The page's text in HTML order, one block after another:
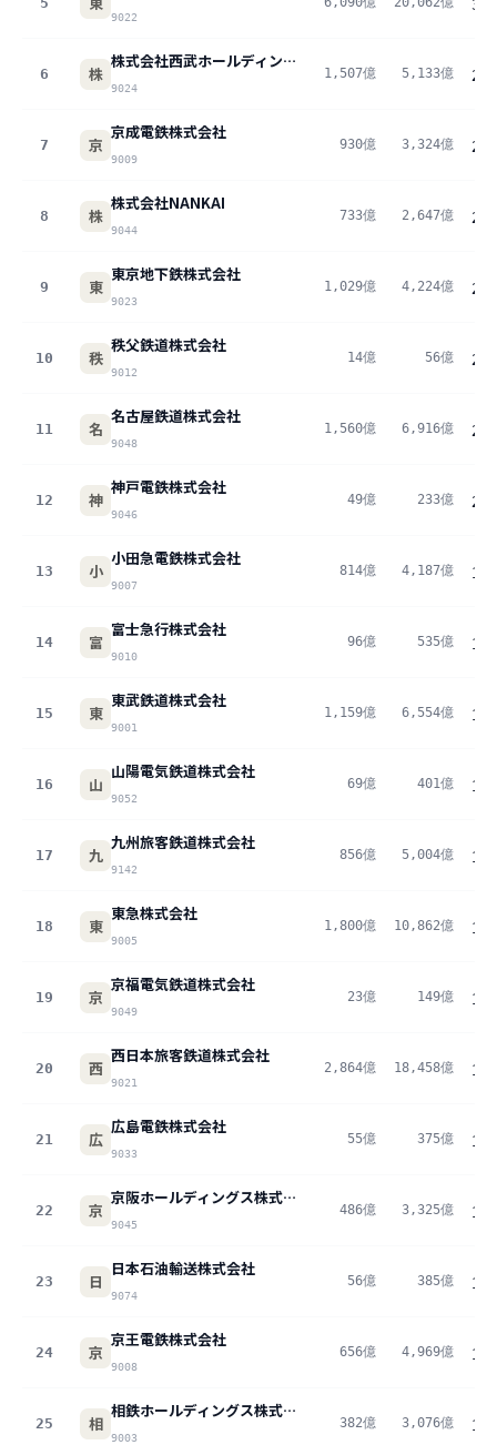
9022
6 株
株式会社西武ホールディングス
9024
1,507億 5,133億
7 京
京成電鉄株式会社
9009
930億 3,324億
8 株
株式会社NANKAI
9044
733億 2,647億
9 東
東京地下鉄株式会社
9023
1,029億 4,224億
10 秩
秩父鉄道株式会社
9012
14億 56億
11 名
名古屋鉄道株式会社
9048
1,560億 6,916億
12 神
神戸電鉄株式会社
9046
49億 233億
13 小
小田急電鉄株式会社
9007
814億 4,187億
14 富
富士急行株式会社
9010
96億 535億
15 東
東武鉄道株式会社
9001
1,159億 6,554億
16 山
山陽電気鉄道株式会社
9052
69億 401億
17 九
九州旅客鉄道株式会社
9142
856億 5,004億
18 東
東急株式会社
9005
1,800億 10,862億
19 京
京福電気鉄道株式会社
9049
23億 149億
20 西
西日本旅客鉄道株式会社
9021
2,864億 18,458億
21 広
広島電鉄株式会社
9033
55億 375億
22 京
京阪ホールディングス株式会社
9045
486億 3,325億
23 日
日本石油輸送株式会社
9074
56億 385億
24 京
京王電鉄株式会社
9008
656億 4,969億
25 相
相鉄ホールディングス株式会社
9003
382億 3,076億